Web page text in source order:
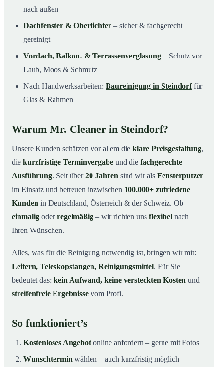
nach außen
Dachfenster & Oberlichter – sicher & fachgerecht
gereinigt
Vordach, Balkon- & Terrassenverglasung – Schutz vor
Laub, Moos & Schmutz
Nach Handwerksarbeiten: Baureinigung in Steindorffür
Glas & Rahmen
Warum Mr. Cleaner in Steindorf?
Unsere Kunden schätzen vor allem die klare Preisgestaltung,
die kurzfristige Terminvergabe und die fachgerechte
Ausführung. Seit über20 Jahren sind wir als Fensterputzer
im Einsatz und betreuen inzwischen 100.000+ zufriedene
Kunden in Deutschland, Österreich & der Schweiz. Ob
einmalig oderregelmäßig – wir richten uns flexibel nach
Ihren Wünschen.
Alles, was für die Reinigung notwendig ist, bringen wir mit:
Leitern, Teleskopstangen, Reinigungsmittel. Für Sie
bedeutet das: kein Aufwand, keine versteckten Kosten und
streifenfreie Ergebnisse vom Profi.
So funktioniert’s
Kostenloses Angebot online anfordern – gerne mit Fotos
Wunschtermin wählen – auch kurzfristig möglich